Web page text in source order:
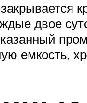
двое
емкость,